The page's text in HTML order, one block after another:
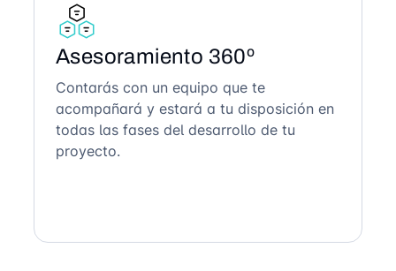
Asesoramiento 360º
Contarás con un equipo que te
acompañará y estará a tu disposición en
todas las fases del desarrollo de tu
proyecto.